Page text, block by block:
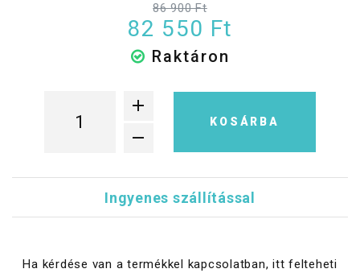
86 900 Ft
82 550 Ft
Raktáron
KOSÁRBA
Ingyenes szállítással
Ha kérdése van a termékkel kapcsolatban, itt felteheti